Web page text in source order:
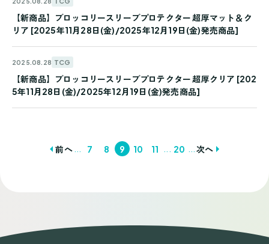
【新商品】ブロッコリースリーブプロテクター 超厚マット＆ク
リア [2025年11月28日(金)/2025年12月19日(金)発売商品]
2025.08.28 TCG
【新商品】ブロッコリースリーブプロテクター 超厚クリア [202
5年11月28日(金)/2025年12月19日(金)発売商品]
ゲ
前へ 7 8 9 10 11 20 次へ